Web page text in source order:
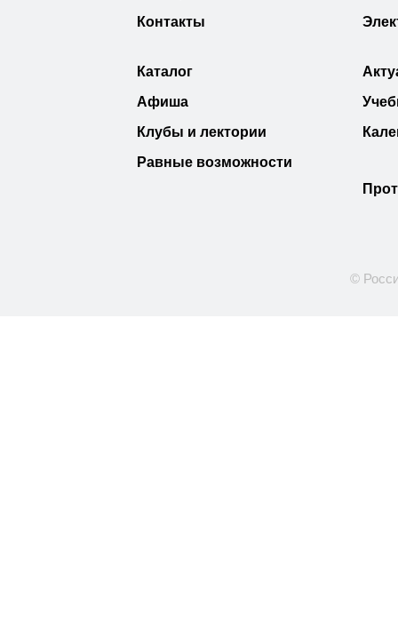
Контакты
Каталог
Афиша
Клубы и лектории
Равные возможности
©